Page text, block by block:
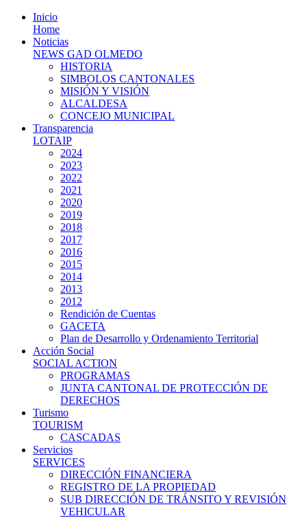
Inicio
Home
Noticias
NEWS GAD OLMEDO
HISTORIA
SIMBOLOS CANTONALES
MISIÓN Y VISIÓN
ALCALDESA
CONCEJO MUNICIPAL
Transparencia
LOTAIP
2024
2023
2022
2021
2020
2019
2018
2017
2016
2015
2014
2013
2012
Rendición de Cuentas
GACETA
Plan de Desarrollo y Ordenamiento Territorial
Acción Social
SOCIAL ACTION
PROGRAMAS
JUNTA CANTONAL DE PROTECCIÓN DE
DERECHOS
Turismo
TOURISM
CASCADAS
Servicios
SERVICES
DIRECCIÓN FINANCIERA
REGISTRO DE LA PROPIEDAD
SUB DIRECCIÓN DE TRÁNSITO Y REVISIÓN
VEHICULAR